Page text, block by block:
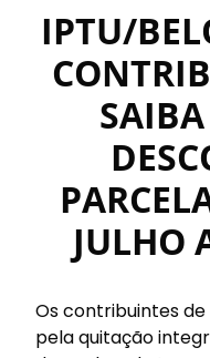
IPTU/
JULHO
Os contribuintes
pela quitação